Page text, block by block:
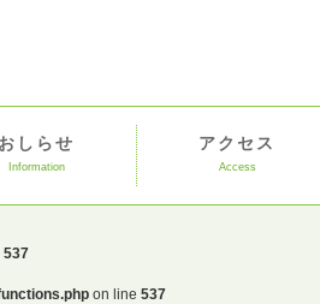
おしらせ
Information
アクセス
Access
537
on line 537